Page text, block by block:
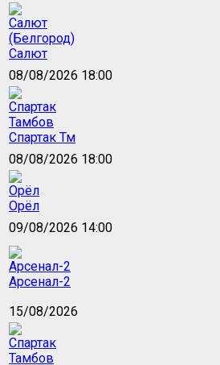
Салют
08/08/2026 18:00
Спартак Тм
08/08/2026 18:00
Орёл
09/08/2026 14:00
Арсенал-2
15/08/2026